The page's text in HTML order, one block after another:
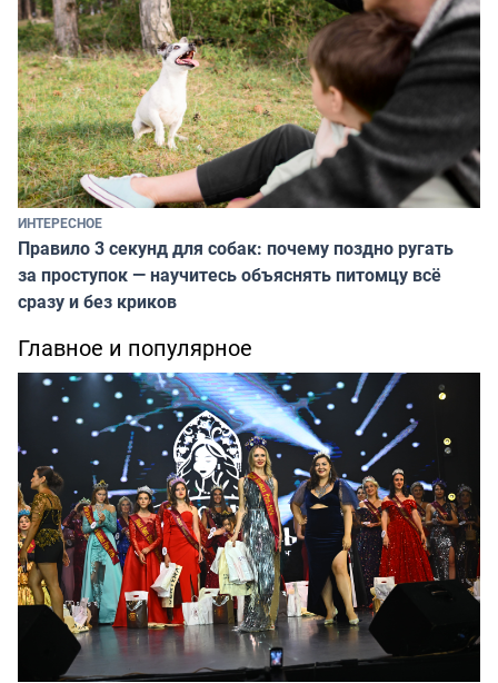
ИНТЕРЕСНОЕ
Правило 3 секунд для собак: почему поздно ругать
за проступок — научитесь объяснять питомцу всё
сразу и без криков
Главное и популярное